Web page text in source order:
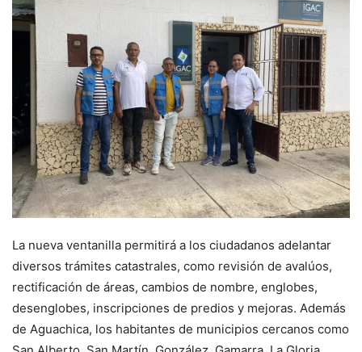
La nueva ventanilla permitirá a los ciudadanos adelantar
diversos trámites catastrales, como revisión de avalúos,
rectificación de áreas, cambios de nombre, englobes,
desenglobes, inscripciones de predios y mejoras. Además
de Aguachica, los habitantes de municipios cercanos como